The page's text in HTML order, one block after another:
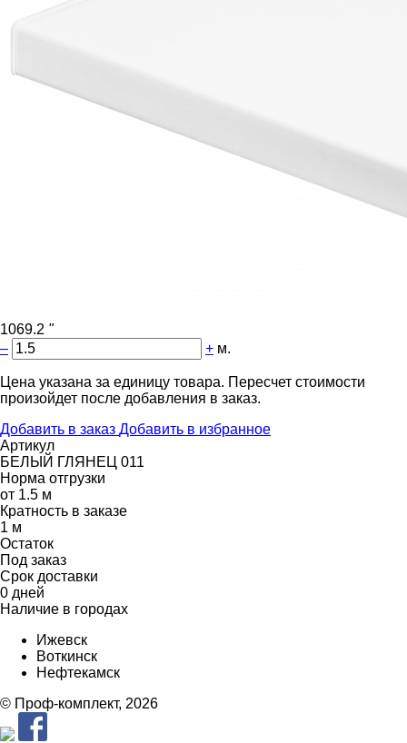
1069.2 "
–
+ м.
Цена указана за единицу товара. Пересчет стоимости
произойдет после добавления в заказ.
Добавить в заказ Добавить в избранное
Артикул
БЕЛЫЙ ГЛЯНЕЦ 011
Норма отгрузки
от 1.5 м
Кратность в заказе
1 м
Остаток
Под заказ
Срок доставки
0 дней
Наличие в городах
Ижевск
Воткинск
Нефтекамск
© Проф-комплект, 2026